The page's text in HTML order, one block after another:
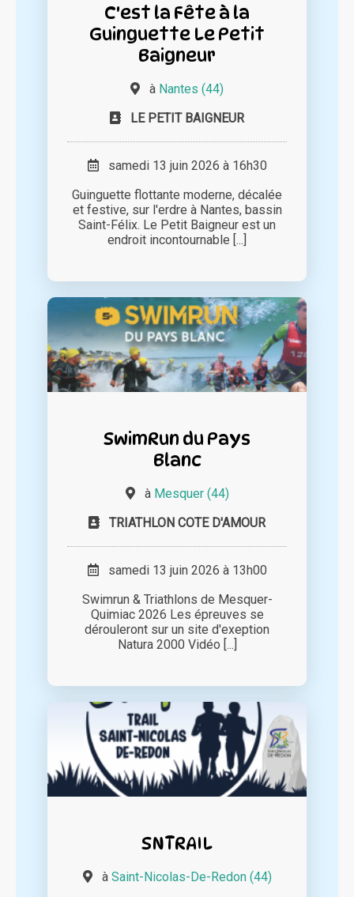
C'est la Fête à la
Guinguette Le Petit
Baigneur
à Nantes (44)
LE PETIT BAIGNEUR
samedi 13 juin 2026 à 16h30
Guinguette flottante moderne, décalée
et festive, sur l'erdre à Nantes, bassin
Saint-Félix. Le Petit Baigneur est un
endroit incontournable [...]
SwimRun du Pays
Blanc
à Mesquer (44)
TRIATHLON COTE D'AMOUR
samedi 13 juin 2026 à 13h00
Swimrun & Triathlons de Mesquer-
Quimiac 2026 Les épreuves se
dérouleront sur un site d'exeption
Natura 2000 Vidéo [...]
SNTRAIL
à Saint-Nicolas-De-Redon (44)